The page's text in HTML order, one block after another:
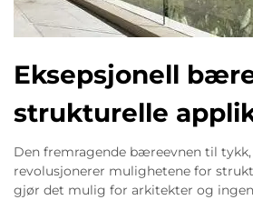
Eksepsjonell
strukturelle
Den fremragende bæreevnen til
revolusjonerer mulighetene for
gjør det mulig for arkitekter og